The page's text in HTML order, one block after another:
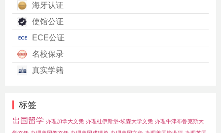
海牙认证
使馆公证
ECE公证
名校保录
真实学籍
标签
出国留学 办理加拿大文凭 办理杜伊斯堡-埃森大学文凭 办理牛津布鲁克斯大